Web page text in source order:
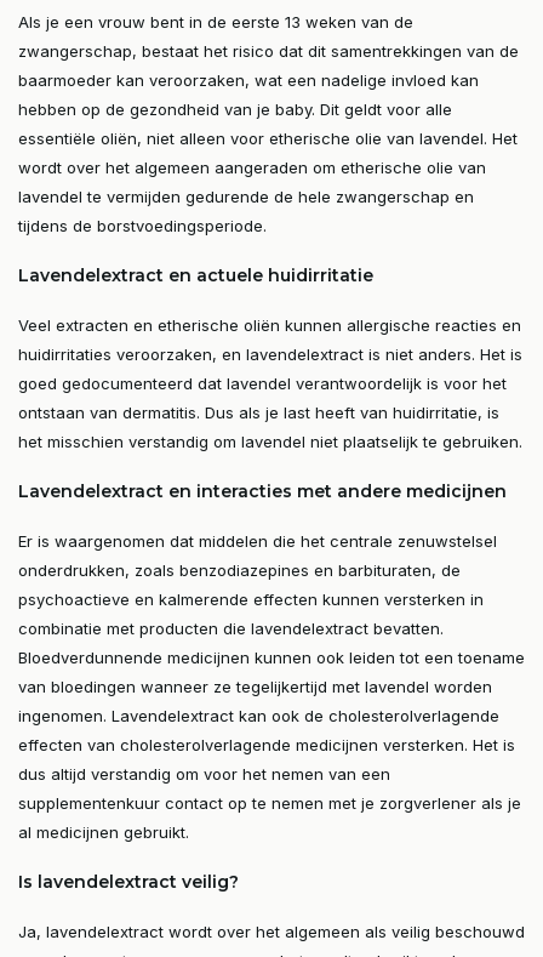
Als je een vrouw bent in de eerste 13 weken van de
zwangerschap, bestaat het risico dat dit samentrekkingen van de
baarmoeder kan veroorzaken, wat een nadelige invloed kan
hebben op de gezondheid van je baby. Dit geldt voor alle
essentiële oliën, niet alleen voor etherische olie van lavendel. Het
wordt over het algemeen aangeraden om etherische olie van
lavendel te vermijden gedurende de hele zwangerschap en
tijdens de borstvoedingsperiode.
Lavendelextract en actuele huidirritatie
Veel extracten en etherische oliën kunnen allergische reacties en
huidirritaties veroorzaken, en lavendelextract is niet anders. Het is
goed gedocumenteerd dat lavendel verantwoordelijk is voor het
ontstaan van dermatitis. Dus als je last heeft van huidirritatie, is
het misschien verstandig om lavendel niet plaatselijk te gebruiken.
Lavendelextract en interacties met andere medicijnen
Er is waargenomen dat middelen die het centrale zenuwstelsel
onderdrukken, zoals benzodiazepines en barbituraten, de
psychoactieve en kalmerende effecten kunnen versterken in
combinatie met producten die lavendelextract bevatten.
Bloedverdunnende medicijnen kunnen ook leiden tot een toename
van bloedingen wanneer ze tegelijkertijd met lavendel worden
ingenomen. Lavendelextract kan ook de cholesterolverlagende
effecten van cholesterolverlagende medicijnen versterken. Het is
dus altijd verstandig om voor het nemen van een
supplementenkuur contact op te nemen met je zorgverlener als je
al medicijnen gebruikt.
Is lavendelextract veilig?
Ja, lavendelextract wordt over het algemeen als veilig beschouwd